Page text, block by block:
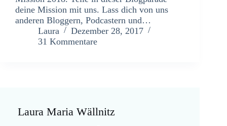
deine Mission mit uns. Lass dich von uns
anderen Bloggern, Podcastern und…
Laura
Dezember 28, 2017
31 Kommentare
Laura Maria Wällnitz